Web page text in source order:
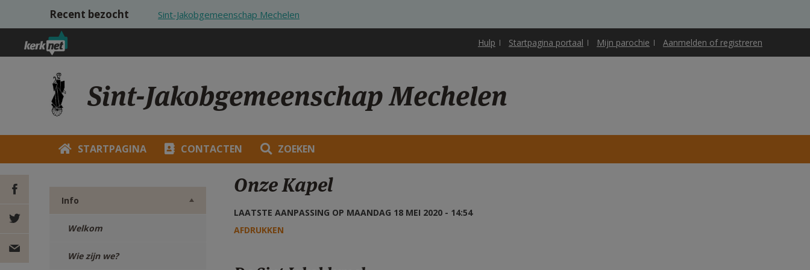
Overslaan en naar de inhoud gaan
Recent bezocht Sint-Jakobgemeenschap Mechelen
Hulp Startpagina portaal Mijn parochie Aanmelden of registreren
Sint-Jakobgemeenschap Mechelen
STARTPAGINA CONTACTEN ZOEKEN
DEEL OP
FACEBOOK
DEEL OP
Info
Welkom
Wie zijn we?
Onze Kapel
LAATSTE AANPASSING OP MAANDAG 18 MEI 2020 - 14:54
AFDRUKKEN